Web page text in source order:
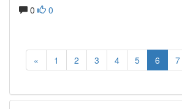
0 0
« 1 2 3 4 5 6 7